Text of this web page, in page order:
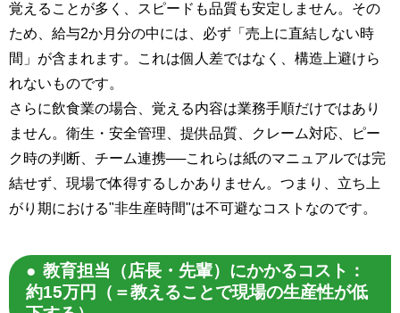
覚えることが多く、スピードも品質も安定しません。その
ため、給与2か月分の中には、必ず「売上に直結しない時
間」が含まれます。これは個人差ではなく、構造上避けら
れないものです。
さらに飲食業の場合、覚える内容は業務手順だけではあり
ません。衛生・安全管理、提供品質、クレーム対応、ピー
ク時の判断、チーム連携──これらは紙のマニュアルでは完
結せず、現場で体得するしかありません。つまり、立ち上
がり期における"非生産時間"は不可避なコストなのです。
教育担当（店長・先輩）にかかるコスト：
約15万円（＝教えることで現場の生産性が低